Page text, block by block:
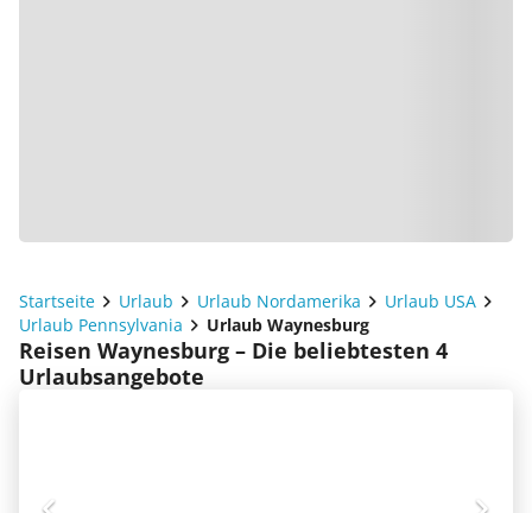
Startseite Urlaub Urlaub Nordamerika
Urlaub USA
Urlaub Pennsylvania
Urlaub Waynesburg
Reisen Waynesburg – Die beliebtesten 4
Urlaubsangebote